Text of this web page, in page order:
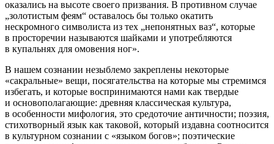
оказались на высоте своего призвания. В противном случае
„золотистым феям“ оставалось бы только окатить
нескромного символиста из тех „непонятных ваз“, которые
в просторечии называются шайками и употребляются
в купальнях для омовения ног».
В нашем сознании незыблемо закреплены некоторые
«сакральные» вещи, посягательства на которые мы стремимся
избегать, и которые воспринимаются нами как твердые
и основополагающие: древняя классическая культура,
в особенности мифология, это средоточие античности; поэзия,
стихотворный язык как таковой, который издавна соотносится
в культурном сознании с «языком богов»; поэтические